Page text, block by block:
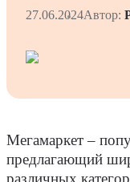
27.06.2024Автор:
Мегамаркет –
предлагающий
различных